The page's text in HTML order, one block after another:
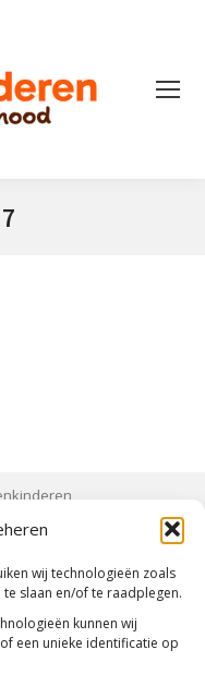
wij technologieën zoals
slaan en/of te raadplegen.
kunnen wij
een unieke identificatie op